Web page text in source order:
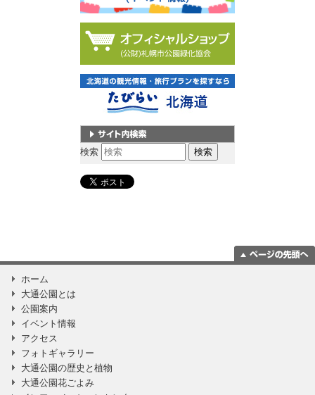
サイト内検索
検索
ホーム
大通公園とは
公園案内
イベント情報
アクセス
フォトギャラリー
大通公園の歴史と植物
大通公園花ごよみ